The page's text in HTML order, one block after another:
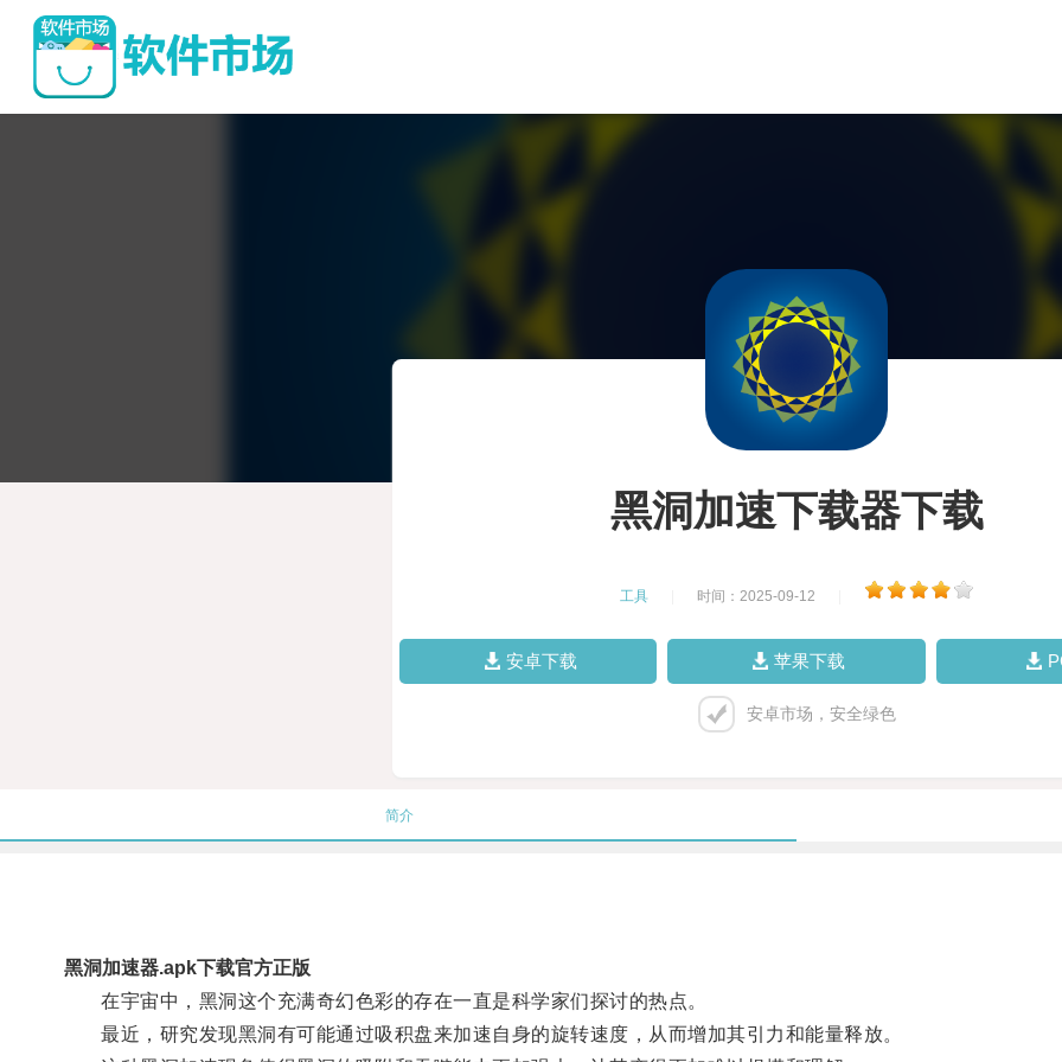
黑洞加速下载器下载
工具 时间：2025-09-12
安卓下载 苹果下载
安卓市场，安全绿色
简介
黑洞加速器.apk下载官方正版
在宇宙中，黑洞这个充满奇幻色彩的存在一直是科学家们探讨的热点。
最近，研究发现黑洞有可能通过吸积盘来加速自身的旋转速度，从而增加其引力和能量释放。